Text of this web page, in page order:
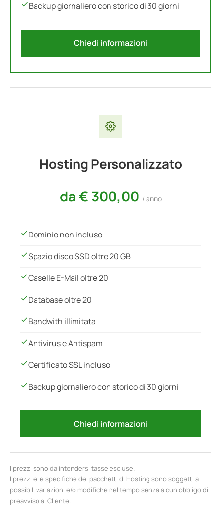
Backup giornaliero con storico di 30 giorni
Chiedi informazioni
Hosting Personalizzato
da € 300,00 / anno
Dominio non incluso
Spazio disco SSD oltre 20 GB
Caselle E-Mail oltre 20
Database oltre 20
Bandwith illimitata
Antivirus e Antispam
Certificato SSL incluso
Backup giornaliero con storico di 30 giorni
Chiedi informazioni
I prezzi sono da intendersi tasse escluse.
I prezzi e le specifiche dei pacchetti di Hosting sono soggetti a
possibili variazioni e/o modifiche nel tempo senza alcun obbligo di
preavviso al Cliente.